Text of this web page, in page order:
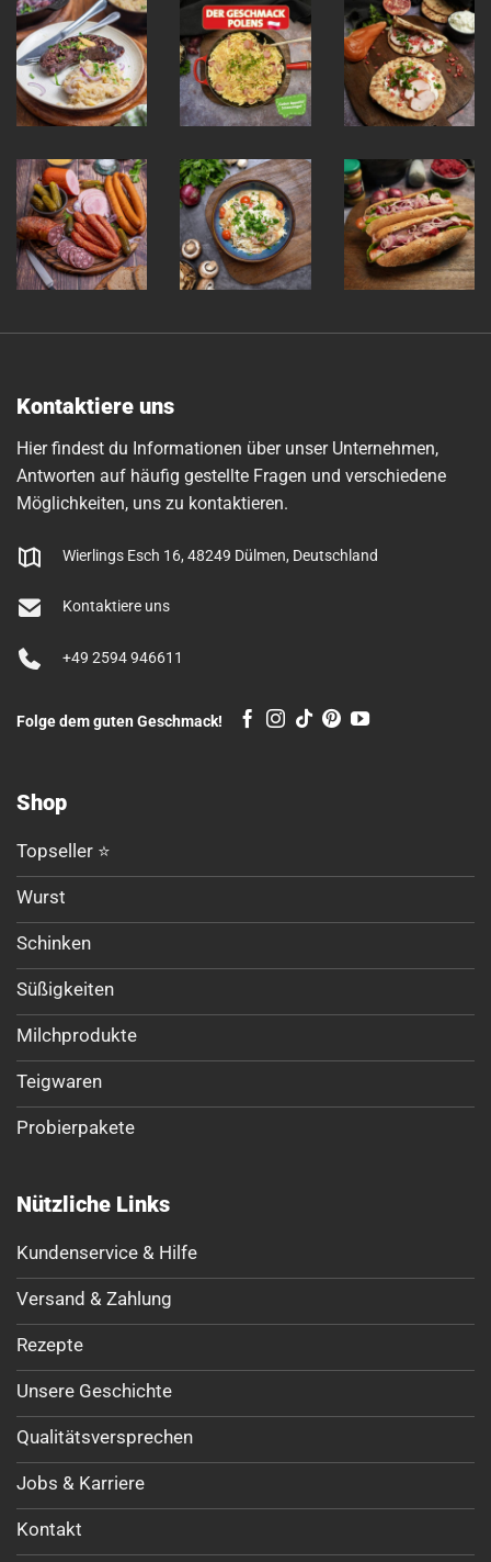
Kontaktiere uns
Hier findest du Informationen über unser Unternehmen,
Antworten auf häufig gestellte Fragen und verschiedene
Möglichkeiten, uns zu kontaktieren.
Wierlings Esch 16, 48249 Dülmen, Deutschland
Kontaktiere uns
+49 2594 946611
Folge dem guten Geschmack!
Shop
Topseller ⭐
Wurst
Schinken
Süßigkeiten
Milchprodukte
Teigwaren
Probierpakete
Nützliche Links
Kundenservice & Hilfe
Versand & Zahlung
Rezepte
Unsere Geschichte
Qualitätsversprechen
Jobs & Karriere
Kontakt